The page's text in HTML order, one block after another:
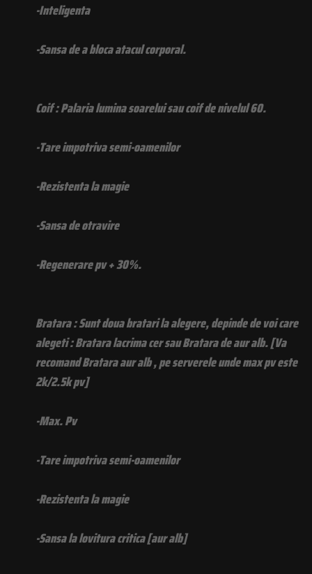
-Inteligenta
-Sansa de a bloca atacul corporal.
Coif : Palaria lumina soarelui sau coif de nivelul 60.
-Tare impotriva semi-oamenilor
-Rezistenta la magie
-Sansa de otravire
-Regenerare pv + 30%.
Bratara : Sunt doua bratari la alegere, depinde de voi care
alegeti : Bratara lacrima cer sau Bratara de aur alb. [Va
recomand Bratara aur alb , pe serverele unde max pv este
2k/2.5k pv]
-Max. Pv
-Tare impotriva semi-oamenilor
-Rezistenta la magie
-Sansa la lovitura critica [aur alb]